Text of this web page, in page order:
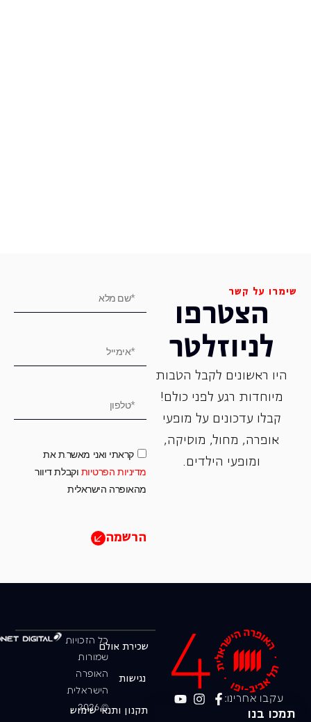
שימרו על קשר
הצטרפו
לניוזלטר
היו ראשונים לקבל הטבות
מיוחדות רגע לפני כולם!
קבלו עדכונים על מופעי
אופרה, ‏מחול, ‏מוסיקה,
ומופעי הילדים.
קראתי ואני מאשר.ת את
מדיניות הפרטיות וקבלת דיוור
מהאופרה הישראלית
הרשמה
עקבו אחרינו:
תמכו בנו
כל הזכויות
שמורות
האופרה
הישראלית
© 2026
שכירת אולם
נגישות
תקנון ותנאי שימוש